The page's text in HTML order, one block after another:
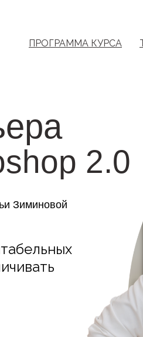
Зиминовой
2.0
ПРОГРАММА КУРСА